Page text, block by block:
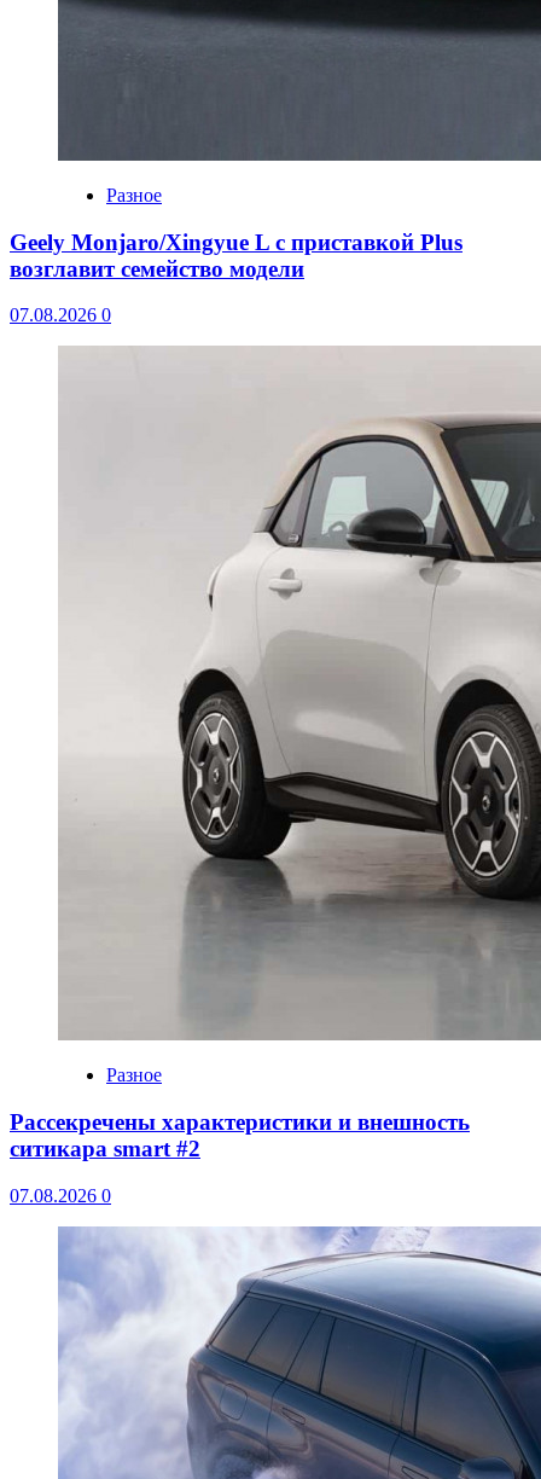
Разное
Geely Monjaro/Xingyue L с приставкой Plus
возглавит семейство модели
07.08.2026 0
Разное
Рассекречены характеристики и внешность
ситикара smart #2
07.08.2026 0